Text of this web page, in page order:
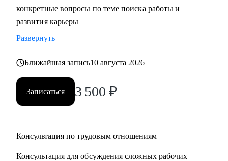
конкретные вопросы по теме поиска работы и
развития карьеры
Развернуть
Ближайшая запись10 августа 2026
Записаться 3 500 ₽
Консультация по трудовым отношениям
Консультация для обсуждения сложных рабочих